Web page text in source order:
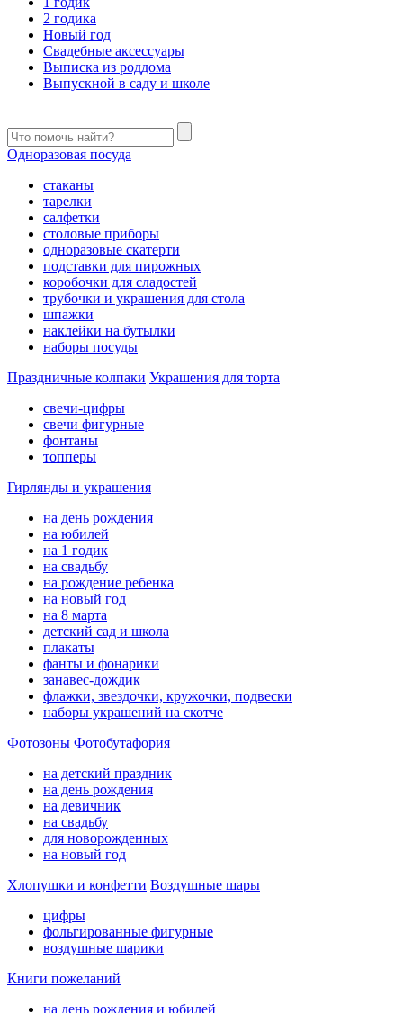
2 годика
Новый год
Свадебные аксессуары
Выписка из роддома
Выпускной в саду и школе
Одноразовая посуда
стаканы
тарелки
салфетки
столовые приборы
одноразовые скатерти
подставки для пирожных
коробочки для сладостей
трубочки и украшения для стола
шпажки
наклейки на бутылки
наборы посуды
Праздничные колпаки Украшения для торта
свечи-цифры
свечи фигурные
фонтаны
топперы
Гирлянды и украшения
на день рождения
на юбилей
на 1 годик
на свадьбу
на рождение ребенка
на новый год
на 8 марта
детский сад и школа
плакаты
фанты и фонарики
занавес-дождик
флажки, звездочки, кружочки, подвески
наборы украшений на скотче
Фотозоны Фотобутафория
на детский праздник
на день рождения
на девичник
на свадьбу
для новорожденных
на новый год
Хлопушки и конфетти Воздушные шары
цифры
фольгированные фигурные
воздушные шарики
Книги пожеланий
на день рождения и юбилей